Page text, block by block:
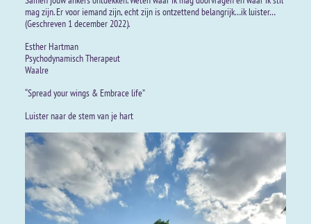
mag zijn. Er voor iemand zijn, echt zijn is ontzettend belangrijk…ik luister…
(Geschreven 1 december 2022).
Esther Hartman
Psychodynamisch Therapeut
Waalre
“Spread your wings & Embrace life”
Luister naar de stem van je hart